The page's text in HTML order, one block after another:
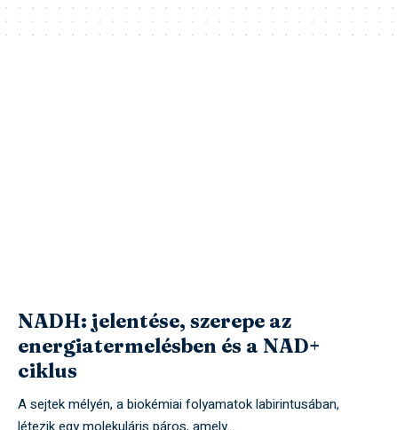
NADH: jelentése, szerepe az
energiatermelésben és a NAD+
ciklus
A sejtek mélyén, a biokémiai folyamatok labirintusában,